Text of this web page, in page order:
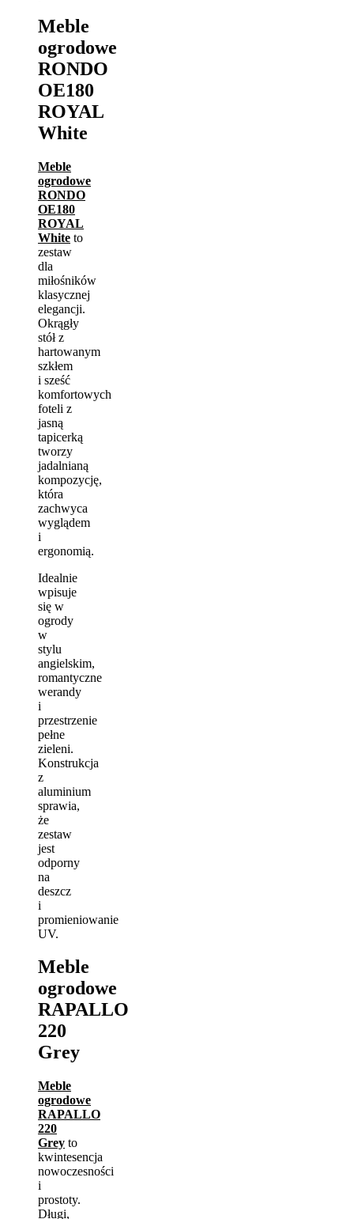
Meble
ogrodowe
RONDO
OE180
ROYAL
White
Meble
ogrodowe
RONDO
OE180
ROYAL
White to
zestaw
dla
miłośników
klasycznej
elegancji.
Okrągły
stół z
hartowanym
szkłem
i sześć
komfortowych
foteli z
jasną
tapicerką
tworzy
jadalnianą
kompozycję,
która
zachwyca
wyglądem
i
ergonomią.
Idealnie
wpisuje
się w
ogrody
w
stylu
angielskim,
romantyczne
werandy
i
przestrzenie
pełne
zieleni.
Konstrukcja
z
aluminium
sprawia,
że
zestaw
jest
odporny
na
deszcz
i
promieniowanie
UV.
Meble
ogrodowe
RAPALLO
220
Grey
Meble
ogrodowe
RAPALLO
220
Grey to
kwintesencja
nowoczesności
i
prostoty.
Długi,